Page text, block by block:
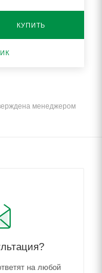
КУПИТЬ
менеджером
на любой